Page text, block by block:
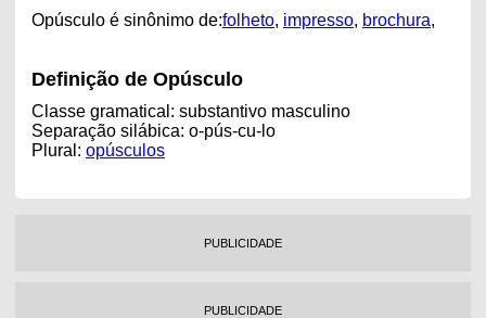
Opúsculo é sinônimo de:folheto, impresso, brochura,
Definição de Opúsculo
Classe gramatical: substantivo masculino
Separação silábica: o-pús-cu-lo
Plural: opúsculos
PUBLICIDADE
PUBLICIDADE